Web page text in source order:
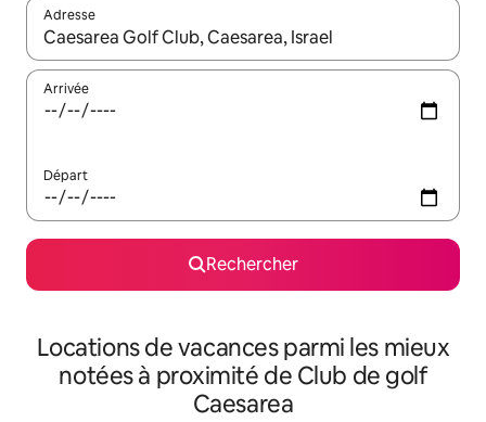
Adresse
Lorsque les résultats s'affichent, utilisez les flèches vers le
Arrivée
Départ
Rechercher
Locations de vacances parmi les mieux
notées à proximité de Club de golf
Caesarea